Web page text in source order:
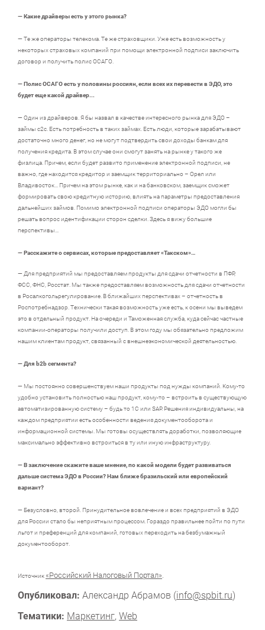
— Какие драйверы есть у этого рынка?
— Те же операторы телекома. Те же страховщики. Уже есть возможность у
некоторых страховых компаний при помощи электронной подписи заключить
договор и получить полис ОСАГО.
— Полис ОСАГО есть у половины россиян, если всех их перевести в ЭДО, это
будет еще какой драйвер...
— Один из драйверов. Я бы назвал в качестве интересного рынка для ЭДО –
займы с2с. Есть потребность в таких займах. Есть люди, которые зарабатывают
достаточно много денег, но не могут подтвердить свои доходы банкам для
получения кредита. В этом случае они смогут занять на рынке у такого же
физлица. Причем, если будет развито применение электронной подписи, не
важно, где находится кредитор и заемщик территориально – Орел или
Владивосток… Причем на этом рынке, как и на банковском, заемщик сможет
формировать свою кредитную историю, влиять на параметры предоставления
дальнейших займов. Помимо электронной подписи операторы ЭДО могли бы
решать вопрос идентификации сторон сделки. Здесь я вижу большие
перспективы…
— Расскажите о сервисах, которые предоставляет «Такском»…
— Для предприятий мы предоставляем продукты для сдачи отчетности в ПФР,
ФСС, ФНС, Росстат. Мы также предоставляем возможность для сдачи отчетности
в Росалкогольрегулирование. В ближайших перспективах – отчетность в
Роспотребнадзор. Технически такая возможность уже есть, к осени мы выведем
это в отдельный продукт. На очереди и Таможенная служба, куда сейчас частные
компании-операторы получили доступ. В этом году мы обязательно предложим
нашим клиентам продукт, связанный с внешнеэкономической деятельностью.
— Для b2b сегмента?
— Мы постоянно совершенствуем наши продукты под нужды компаний. Кому-то
удобно установить полностью наш продукт, кому-то – встроить в существующую
автоматизированную систему – будь то 1С или SAP. Решения индивидуальны, на
каждом предприятии есть особенности ведения документооборота и
информационной системы. Мы готовы осуществлять доработки, позволяющие
максимально эффективно встроиться в ту или иную инфраструктуру.
— Взаключение скажите ваше мнение, по какой модели будет развиваться
дальше система ЭДО в России? Нам ближе бразильский или европейский
вариант?
— Безусловно, второй. Принудительное вовлечение и всех предприятий в ЭДО
для России стало бы неприятным процессом. Гораздо правильнее пойти по пути
льгот и преференций для компаний, готовых переходить на безбумажный
документооборот.
Источник «Российский Налоговый Портал»
Опубликовал: Александр Абрамов (info@spbit.ru)
Тематики: Маркетинг, Web